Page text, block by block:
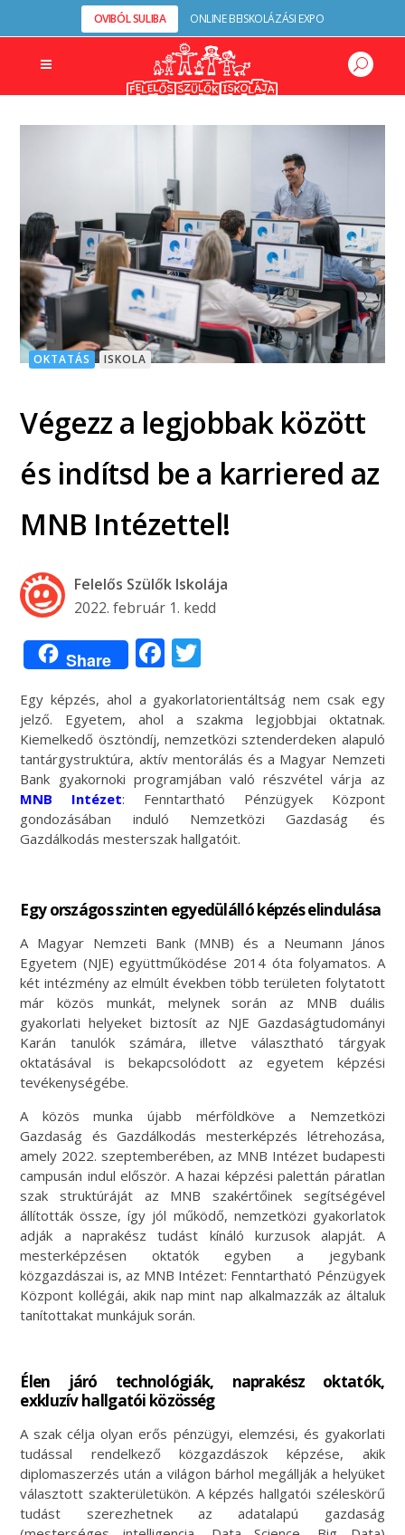
OVIBÓL SULIBA ONLINE BEISKOLÁZÁSI EXPO
OKTATÁS ISKOLA
Végezz a legjobbak között
és indítsd be a karriered az
MNB Intézettel!
Felelős Szülők Iskolája
2022. február 1. kedd
Share Facebook
Egy képzés, ahol a gyakorlatorientáltság nem csak egy
jelző. Egyetem, ahol a szakma legjobbjai oktatnak.
Kiemelkedő ösztöndíj, nemzetközi sztenderdeken alapuló
tantárgystruktúra, aktív mentorálás és a Magyar Nemzeti
Bank gyakornoki programjában való részvétel várja az
MNB Intézet: Fenntartható Pénzügyek Központ
gondozásában induló Nemzetközi Gazdaság és
Gazdálkodás mesterszak hallgatóit.
Egy országos szinten egyedülálló képzés elindulása
A Magyar Nemzeti Bank (MNB) és a Neumann János
Egyetem (NJE) együttműködése 2014 óta folyamatos. A
két intézmény az elmúlt években több területen folytatott
már közös munkát, melynek során az MNB duális
gyakorlati helyeket biztosít az NJE Gazdaságtudományi
Karán tanulók számára, illetve választható tárgyak
oktatásával is bekapcsolódott az egyetem képzési
tevékenységébe.
A közös munka újabb mérföldköve a Nemzetközi
Gazdaság és Gazdálkodás mesterképzés létrehozása,
amely 2022. szeptemberében, az MNB Intézet budapesti
campusán indul először. A hazai képzési palettán páratlan
szak struktúráját az MNB szakértőinek segítségével
állították össze, így jól működő, nemzetközi gyakorlatok
adják a naprakész tudást kínáló kurzusok alapját. A
mesterképzésen oktatók egyben a jegybank
közgazdászai is, az MNB Intézet: Fenntartható Pénzügyek
Központ kollégái, akik nap mint nap alkalmazzák az általuk
tanítottakat munkájuk során.
Élen járó technológiák, naprakész oktatók,
exkluzív hallgatói közösség
A szak célja olyan erős pénzügyi, elemzési, és gyakorlati
tudással rendelkező közgazdászok képzése, akik
diplomaszerzés után a világon bárhol megállják a helyüket
választott szakterületükön. A képzés hallgatói széleskörű
tudást szerezhetnek az adatalapú gazdaság